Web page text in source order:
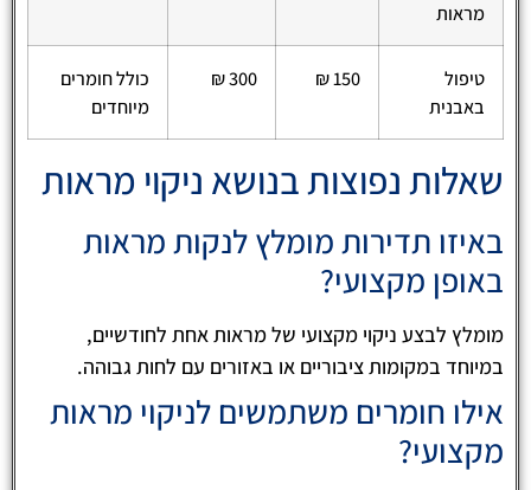
מראות
טיפול
באבנית
150 ₪
300 ₪
כולל חומרים
מיוחדים
שאלות נפוצות בנושא ניקוי מראות
באיזו תדירות מומלץ לנקות מראות
באופן מקצועי?
מומלץ לבצע ניקוי מקצועי של מראות אחת לחודשיים,
במיוחד במקומות ציבוריים או באזורים עם לחות גבוהה.
אילו חומרים משתמשים לניקוי מראות
מקצועי?